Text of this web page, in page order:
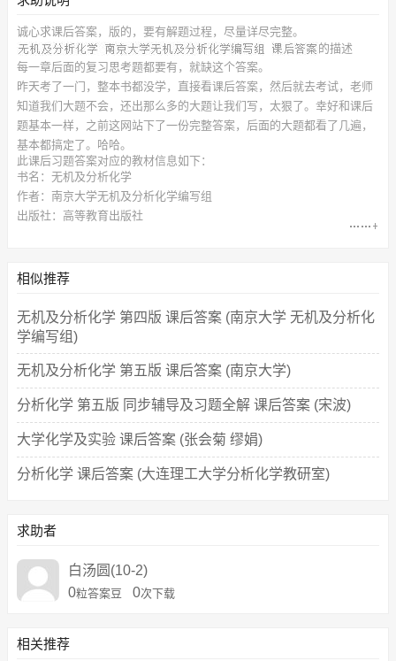
诚心求课后答案， 版的，要有解题过程，尽量详尽完整。
的描述
每一章后面的复习思考题都要有，就缺这个答案。
昨天考了一门，整本书都没学，直接看课后答案，然后就去考试，老师
知道我们大题不会，还出那么多的大题让我们写，太狠了。幸好和课后
题基本一样，之前这网站下了一份完整答案，后面的大题都看了几遍，
基本都搞定了。哈哈。
此课后习题答案对应的教材信息如下：
书名：无机及分析化学
作者：南京大学无机及分析化学编写组
出版社：高等教育出版社
相似推荐
无机及分析化学 第四版 课后答案 (南京大学 无机及分析化
学编写组)
无机及分析化学 第五版 课后答案 (南京大学)
分析化学 第五版 同步辅导及习题全解 课后答案 (宋波)
大学化学及实验 课后答案 (张会菊 缪娟)
分析化学 课后答案 (大连理工大学分析化学教研室)
求助者
白汤圆(10-2)
0粒答案豆 0次下载
相关推荐